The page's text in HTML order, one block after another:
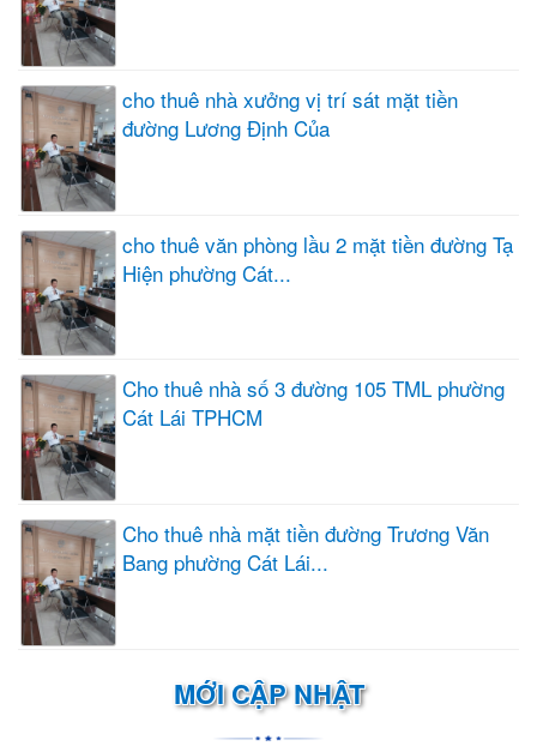
cho thuê nhà xưởng vị trí sát mặt tiền
đường Lương Định Của
cho thuê văn phòng lầu 2 mặt tiền đường Tạ
Hiện phường Cát...
Cho thuê nhà số 3 đường 105 TML phường
Cát Lái TPHCM
Cho thuê nhà mặt tiền đường Trương Văn
Bang phường Cát Lái...
MỚI CẬP NHẬT